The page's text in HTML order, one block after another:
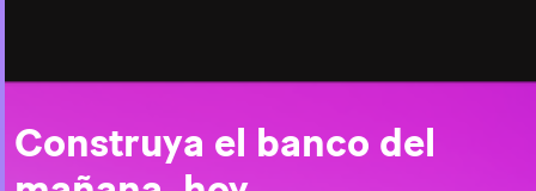
Construya el banco del